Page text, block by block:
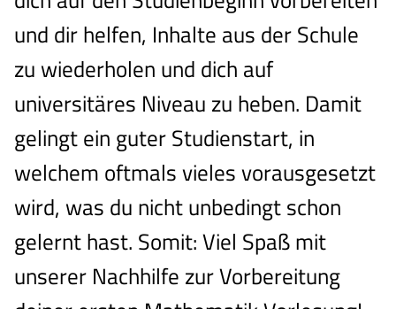
und dir helfen, Inhalte aus der Schule
zu wiederholen und dich auf
universitäres Niveau zu heben. Damit
gelingt ein guter Studienstart, in
welchem oftmals vieles vorausgesetzt
wird, was du nicht unbedingt schon
gelernt hast. Somit: Viel Spaß mit
unserer Nachhilfe zur Vorbereitung